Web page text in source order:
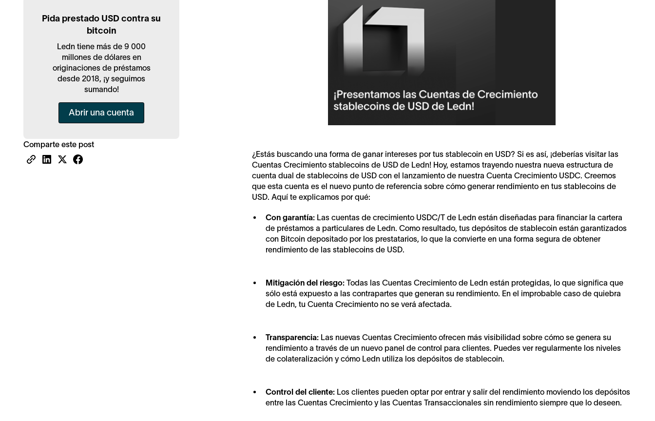
Pida prestado USD contra su
bitcoin
Ledn tiene más de 9 000
millones de dólares en
originaciones de préstamos
desde 2018, ¡y seguimos
sumando!
Abrir una cuenta
Comparte este post
¿Estás buscando una forma de ganar intereses por tus stablecoin en USD? Si es así, ¡deberías visitar las
Cuentas Crecimiento stablecoins de USD de Ledn! Hoy, estamos trayendo nuestra nueva estructura de
cuenta dual de stablecoins de USD con el lanzamiento de nuestra Cuenta Crecimiento USDC. Creemos
que esta cuenta es el nuevo punto de referencia sobre cómo generar rendimiento en tus stablecoins de
USD. Aquí te explicamos por qué:
Con garantía: Las cuentas de crecimiento USDC/T de Ledn están diseñadas para financiar la cartera
de préstamos a particulares de Ledn. Como resultado, tus depósitos de stablecoin están garantizados
con Bitcoin depositado por los prestatarios, lo que la convierte en una forma segura de obtener
rendimiento de las stablecoins de USD.
Mitigación del riesgo:Todas las Cuentas Crecimiento de Ledn están protegidas, lo que significa que
sólo está expuesto a las contrapartes que generan su rendimiento. En el improbable caso de quiebra
de Ledn, tu Cuenta Crecimiento no se verá afectada.
Transparencia: Las nuevas Cuentas Crecimiento ofrecen más visibilidad sobre cómo se genera su
rendimiento a través de un nuevo panel de control para clientes. Puedes ver regularmente los niveles
de colateralización y cómo Ledn utiliza los depósitos de stablecoin.
Control del cliente: Los clientes pueden optar por entrar y salir del rendimiento moviendo los depósitos
entre las Cuentas Crecimiento y las Cuentas Transaccionales sin rendimiento siempre que lo deseen.